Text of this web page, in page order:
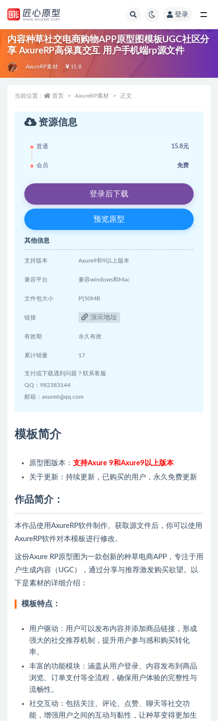
登录
内容种草社交电商购物APP原型图模板UGC社区分
享 AxureRP高保真交互 用户手机端rp源文件
AxureRP素材 15.8
当前位置： 首页 AxureRP素材 正文
资源信息
普通 15.8元
会员 免费
登录后下载
预览原型
其他信息
支持版本 Axure9和9以上版本
兼容平台 兼容windows和Mac
文件包大小 约50MB
链接 演示地址
有效期 永久有效
累计销量 17
支付或下载遇到问题？联系客服
QQ：982383144
邮箱：axure6@qq.com
模板简介
原型图版本： 支持Axure 9和Axure9以上版本
关于更新：持续更新，已购买的用户，永久免费更新
作品简介：
本作品使用AxureRP软件制作。获取源文件后，你可以使用
AxureRP软件对本模板进行修改。
这份Axure RP原型图为一款创新的种草电商APP，专注于用
户生成内容（UGC），通过分享与推荐激发购买欲望。以
下是素材的详细介绍：
模板特点：
用户驱动：用户可以发布内容并添加商品链接，形成
强大的社交推荐机制，提升用户参与感和购买转化
率。
丰富的功能模块：涵盖从用户登录、内容发布到商品
浏览、订单支付等全流程，确保用户体验的完整性与
流畅性。
社交互动：包括关注、评论、点赞、聊天等社交功
能，增强用户之间的互动与黏性，让种草变得更加生